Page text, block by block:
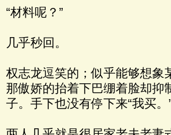
“材料呢？”
几乎秒回。
权志龙逗笑的；似乎能够想象
那傲娇的抬着下巴绷着脸却抑
子。手下也没有停下来“我买。